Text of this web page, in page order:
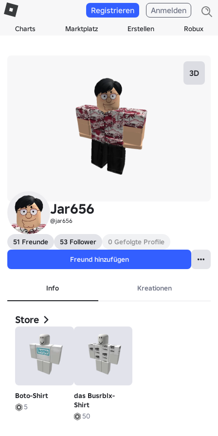
Charts Marktplatz Erstellen Robux
Registrieren Anmelden
3D
Jar656
@jar656
51 Freunde 53 Follower
0 Gefolgte Profile
Freund hinzufügen
Info Kreationen
Store
Boto-Shirt
5
das Busrblx-
Shirt
50